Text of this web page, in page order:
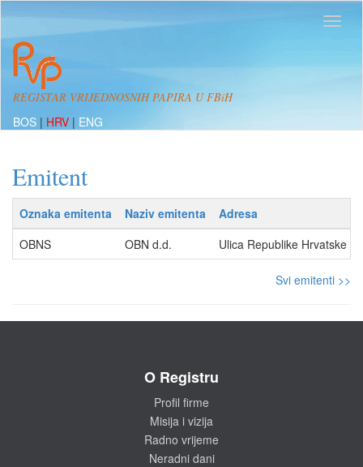
REGISTAR VRIJEDNOSNIH PAPIRA U FBiH
BOS | HRV | ENG
Emitent
Oznaka emitenta Naziv emitenta
Adresa
OBNS
OBN d.d. Ulica Republike Hrvatske
Svi emitenti >>
O Registru
Profil firme
Misija i vizija
Radno vrijeme
Neradni dani